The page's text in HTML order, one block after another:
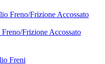
Frizione Accossato